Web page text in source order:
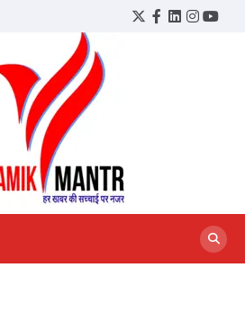
Twitter
Facebook
LinkedIn